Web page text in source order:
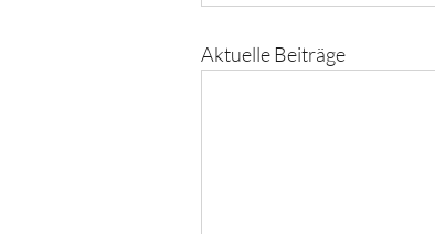
Aktuelle Beiträge